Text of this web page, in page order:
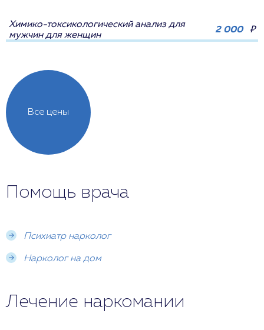
Все цены
Химико-токсикологический анализ для
мужчин для женщин
2 000 ₽
Помощь врача
Психиатр нарколог
Нарколог на дом
Лечение наркомании